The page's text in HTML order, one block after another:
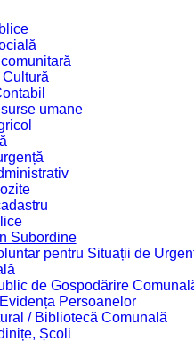
umane
Subordine
pentru Situații de
de Gospodărire
Persoanelor
/ Bibliotecă Comunală
Școli